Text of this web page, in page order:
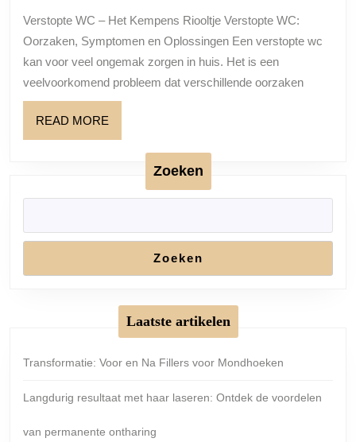
verstopte
wc
–
Het
helpt
u!
Verstopte WC – Het Kempens Riooltje Verstopte WC:
Oorzaken, Symptomen en Oplossingen Een verstopte wc
kan voor veel ongemak zorgen in huis. Het is een
veelvoorkomend probleem dat verschillende oorzaken
READ MORE
MORE
Zoeken
Zoeken
Laatste artikelen
Transformatie: Voor en Na Fillers voor Mondhoeken
Langdurig resultaat met haar laseren: Ontdek de voordelen
van permanente ontharing